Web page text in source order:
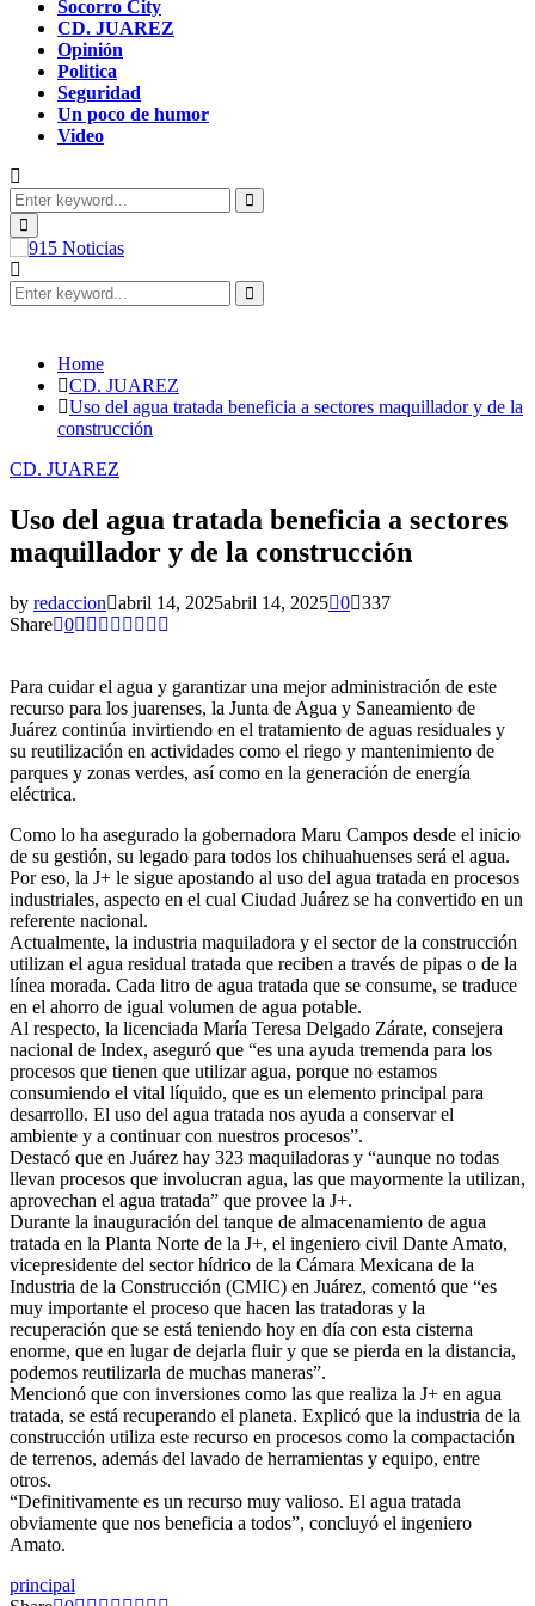
Socorro City
CD. JUAREZ
Opinión
Politica
Seguridad
Un poco de humor
Video
Search
for:
Search
Primary
Menu
Search
for:
Search
Home
CD. JUAREZ
Uso del agua tratada beneficia a sectores maquillador y de la
construcción
CD. JUAREZ
Uso del agua tratada beneficia a sectores
maquillador y de la construcción
by redaccion abril 14, 2025abril 14, 2025 0 337
Share 0
Para cuidar el agua y garantizar una mejor administración de este
recurso para los juarenses, la Junta de Agua y Saneamiento de
Juárez continúa invirtiendo en el tratamiento de aguas residuales y
su reutilización en actividades como el riego y mantenimiento de
parques y zonas verdes, así como en la generación de energía
eléctrica.
Como lo ha asegurado la gobernadora Maru Campos desde el inicio
de su gestión, su legado para todos los chihuahuenses será el agua.
Por eso, la J+ le sigue apostando al uso del agua tratada en procesos
industriales, aspecto en el cual Ciudad Juárez se ha convertido en un
referente nacional.
Actualmente, la industria maquiladora y el sector de la construcción
utilizan el agua residual tratada que reciben a través de pipas o de la
línea morada. Cada litro de agua tratada que se consume, se traduce
en el ahorro de igual volumen de agua potable.
Al respecto, la licenciada María Teresa Delgado Zárate, consejera
nacional de Index, aseguró que “es una ayuda tremenda para los
procesos que tienen que utilizar agua, porque no estamos
consumiendo el vital líquido, que es un elemento principal para
desarrollo. El uso del agua tratada nos ayuda a conservar el
ambiente y a continuar con nuestros procesos”.
Destacó que en Juárez hay 323 maquiladoras y “aunque no todas
llevan procesos que involucran agua, las que mayormente la utilizan,
aprovechan el agua tratada” que provee la J+.
Durante la inauguración del tanque de almacenamiento de agua
tratada en la Planta Norte de la J+, el ingeniero civil Dante Amato,
vicepresidente del sector hídrico de la Cámara Mexicana de la
Industria de la Construcción (CMIC) en Juárez, comentó que “es
muy importante el proceso que hacen las tratadoras y la
recuperación que se está teniendo hoy en día con esta cisterna
enorme, que en lugar de dejarla fluir y que se pierda en la distancia,
podemos reutilizarla de muchas maneras”.
Mencionó que con inversiones como las que realiza la J+ en agua
tratada, se está recuperando el planeta. Explicó que la industria de la
construcción utiliza este recurso en procesos como la compactación
de terrenos, además del lavado de herramientas y equipo, entre
otros.
“Definitivamente es un recurso muy valioso. El agua tratada
obviamente que nos beneficia a todos”, concluyó el ingeniero
Amato.
principal